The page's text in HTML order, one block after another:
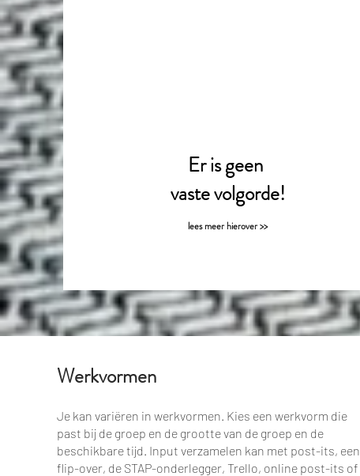
Er is geen
vaste volgorde!
lees meer hierover >>
Werkvormen
Je kan variëren in werkvormen. Kies een werkvorm die
past bij de groep en de grootte van de groep en de
beschikbare tijd. Input verzamelen kan met post-its, een
flip-over, de STAP-onderlegger, Trello, online post-its of